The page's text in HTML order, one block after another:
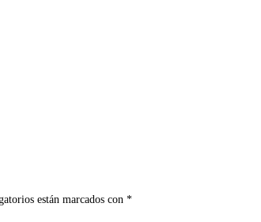
están marcados con *